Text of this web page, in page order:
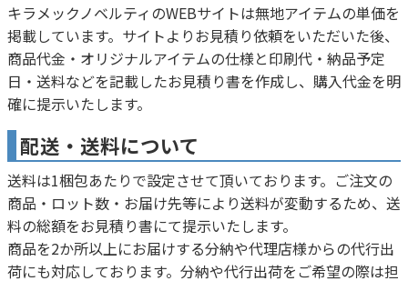
キラメックノベルティのWEBサイトは無地アイテムの単価を
掲載しています。サイトよりお見積り依頼をいただいた後、
商品代金・オリジナルアイテムの仕様と印刷代・納品予定
日・送料などを記載したお見積り書を作成し、購入代金を明
確に提示いたします。
配送・送料について
送料は1梱包あたりで設定させて頂いております。ご注文の
商品・ロット数・お届け先等により送料が変動するため、送
料の総額をお見積り書にて提示いたします。
商品を2か所以上にお届けする分納や代理店様からの代行出
荷にも対応しております。分納や代行出荷をご希望の際は担